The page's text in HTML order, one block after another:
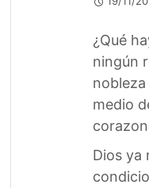
¿Qué
ningún
medio
Dios ya